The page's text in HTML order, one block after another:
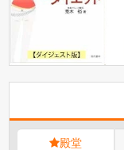
殿堂